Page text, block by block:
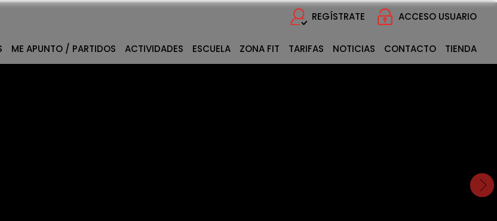
REGÍSTRATE ACCESO USUARIO
ME APUNTO / PARTIDOS ACTIVIDADES ESCUELA ZONA FIT TARIFAS NOTICIAS CONTACTO TIENDA